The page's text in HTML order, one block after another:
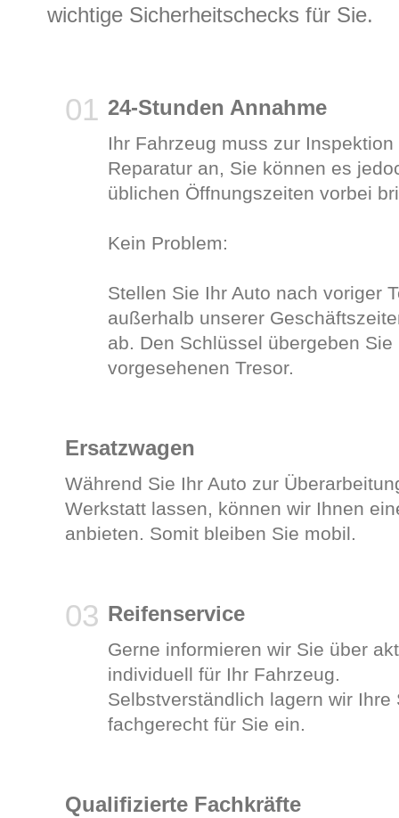
wichtige Sicherheitschecks für Sie.
24-Stunden Annahme
Ihr Fahrzeug muss zur
Reparatur an, Sie können es
üblichen Öffnungszeiten vorbei
Kein Problem:
Stellen Sie Ihr Auto nach voriger
außerhalb unserer
ab. Den Schlüssel übergeben
vorgesehenen Tresor.
Ersatzwagen
Während Sie Ihr Auto zur
Werkstatt lassen, können wir Ihnen
anbieten. Somit bleiben Sie mobil.
Reifenservice
Gerne informieren wir Sie über
individuell für Ihr Fahrzeug.
Selbstverständlich lagern wir Ihre
fachgerecht für Sie ein.
Qualifizierte Fachkräfte